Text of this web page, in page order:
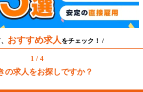
おすすめ求人 をチェック！ /
1 / 4
の求人をお探しですか？